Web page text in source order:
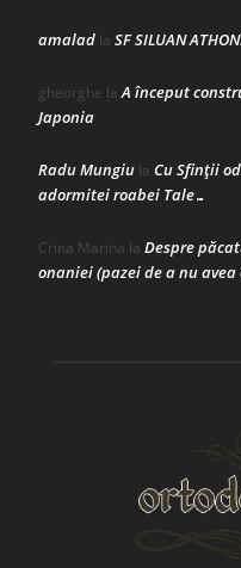
amalad la SF SILUAN
gheorghe laA început
Japonia
Radu Mungiu la Cu Sfinții
adormitei roabei Tale…
Crina Marina la Despre
onaniei (pazei de a nu avea